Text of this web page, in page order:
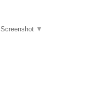
Screenshot ▼